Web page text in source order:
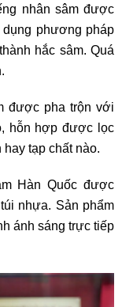
nhân sâm được
phương pháp
hắc sâm. Quá
được pha trộn với
hỗn hợp được lọc
tạp chất nào.
Hàn Quốc được
nhựa. Sản phẩm
ánh sáng trực tiếp